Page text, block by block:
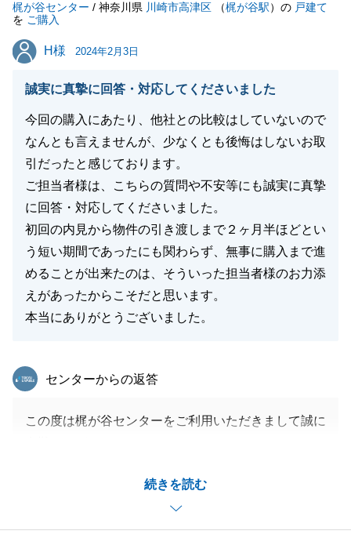
お困りごとがございましたら、お気軽にご連絡頂けれ
ばと思います。
今後ともよろしくお願い致します。
閉じる
梶が谷センター / 神奈川県 川崎市高津区 （梶が谷駅）の 戸建て
を ご購入
H様
H様 2024年2月3日
誠実に真摯に回答・対応してくださいました
今回の購入にあたり、他社との比較はしていないので
なんとも言えませんが、少なくとも後悔はしないお取
引だったと感じております。
ご担当者様は、こちらの質問や不安等にも誠実に真摯
に回答・対応してくださいました。
初回の内見から物件の引き渡しまで２ヶ月半ほどとい
う短い期間であったにも関わらず、無事に購入まで進
めることが出来たのは、そういった担当者様のお力添
えがあったからこそだと思います。
本当にありがとうございました。
続きを読む
東急リバブル
センターからの返答
この度は梶が谷センターをご利用いただきまして誠に
間でございましたが、是非今後とも末永くお付き合い
いただけましたら嬉しく思います。
H様、ご家族の皆様のますますのご健康とご多幸を心